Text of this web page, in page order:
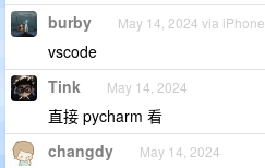
burby May 14, 2024 via iPhone
vscode
Tink May 14, 2024
直接 pycharm 看
changdy May 14, 2024